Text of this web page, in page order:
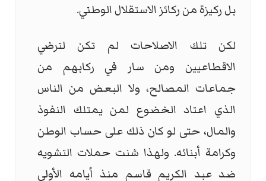
بل ركيزة من ركائز الاستقلال الوطني.
لكن تلك الاصلاحات لم تكن لترضي
الاقطاعيين ومن سار في ركابهم من
جماعات المصالح، ولا البعض من الناس
الذي اعتاد الخضوع لمن يمتلك النفوذ
والمال، حتى لو كان ذلك على حساب الوطن
وكرامة أبنائه. ولهذا شنت حملات التشويه
ضد عبد الكريم قاسم منذ أيامه الأولى